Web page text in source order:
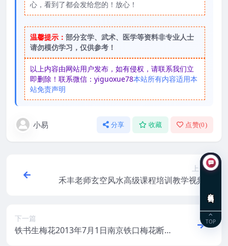
心，看到了都会发给您的！放心！
温馨提示： 部分玄学、武术、医学等资料非专业人士
请勿模仿学习，仅供参考！
以上内容由网站用户发布，如有侵权，请联系我们立
即删除！联系微信：yiguoxue78本站所有内容适用本
站免责声明
小易 分享 收藏 点赞(0)
上一篇
禾丰老师玄空风水高级课程培训教学视频资
源7合集下载
下一篇
铁书生梅花2013年7月1日南京铁口梅花断全
TOP